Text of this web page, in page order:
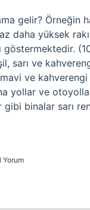
gelir? Örneğin
daha yüksek
göstermektedir.
sarı ve
ve
yollar ve
binalar sarı
Yorum